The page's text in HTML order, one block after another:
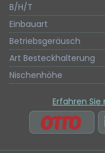
B/H/T
Einbauart
Betriebsgeräusch
Art Besteckhalterung
Nischenhöhe
Erfahren